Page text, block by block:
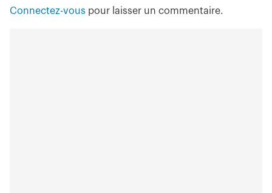
Connectez-vous pour laisser un commentaire.